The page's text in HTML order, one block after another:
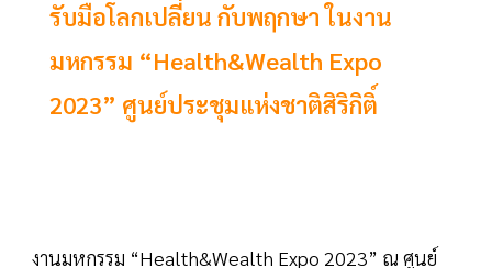
รับมือโลกเปลี่ยน กับพฤกษา ในงาน
มหกรรม “Health&Wealth Expo
2023” ศูนย์ประชุมแห่งชาติสิริกิติ์
งานมหกรรม “Health&Wealth Expo 2023” ณ ศูนย์